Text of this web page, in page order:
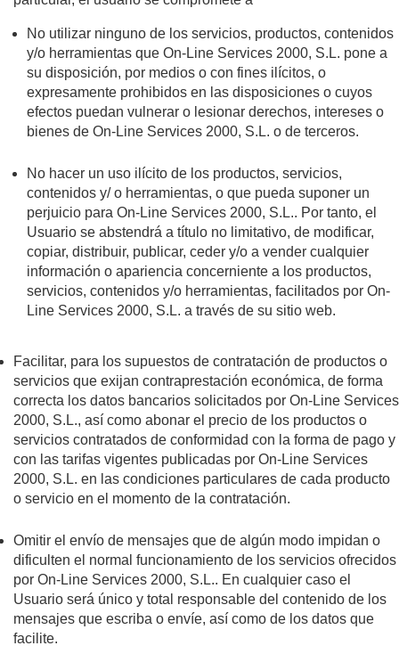
No utilizar ninguno de los servicios, productos, contenidos
y/o herramientas que On-Line Services 2000, S.L. pone a
su disposición, por medios o con fines ilícitos, o
expresamente prohibidos en las disposiciones o cuyos
efectos puedan vulnerar o lesionar derechos, intereses o
bienes de On-Line Services 2000, S.L. o de terceros.
No hacer un uso ilícito de los productos, servicios,
contenidos y/ o herramientas, o que pueda suponer un
perjuicio para On-Line Services 2000, S.L.. Por tanto, el
Usuario se abstendrá a título no limitativo, de modificar,
copiar, distribuir, publicar, ceder y/o a vender cualquier
información o apariencia concerniente a los productos,
servicios, contenidos y/o herramientas, facilitados por On-
Line Services 2000, S.L. a través de su sitio web.
Facilitar, para los supuestos de contratación de productos o
servicios que exijan contraprestación económica, de forma
correcta los datos bancarios solicitados por On-Line Services
2000, S.L., así como abonar el precio de los productos o
servicios contratados de conformidad con la forma de pago y
con las tarifas vigentes publicadas por On-Line Services
2000, S.L. en las condiciones particulares de cada producto
o servicio en el momento de la contratación.
Omitir el envío de mensajes que de algún modo impidan o
dificulten el normal funcionamiento de los servicios ofrecidos
por On-Line Services 2000, S.L.. En cualquier caso el
Usuario será único y total responsable del contenido de los
mensajes que escriba o envíe, así como de los datos que
facilite.